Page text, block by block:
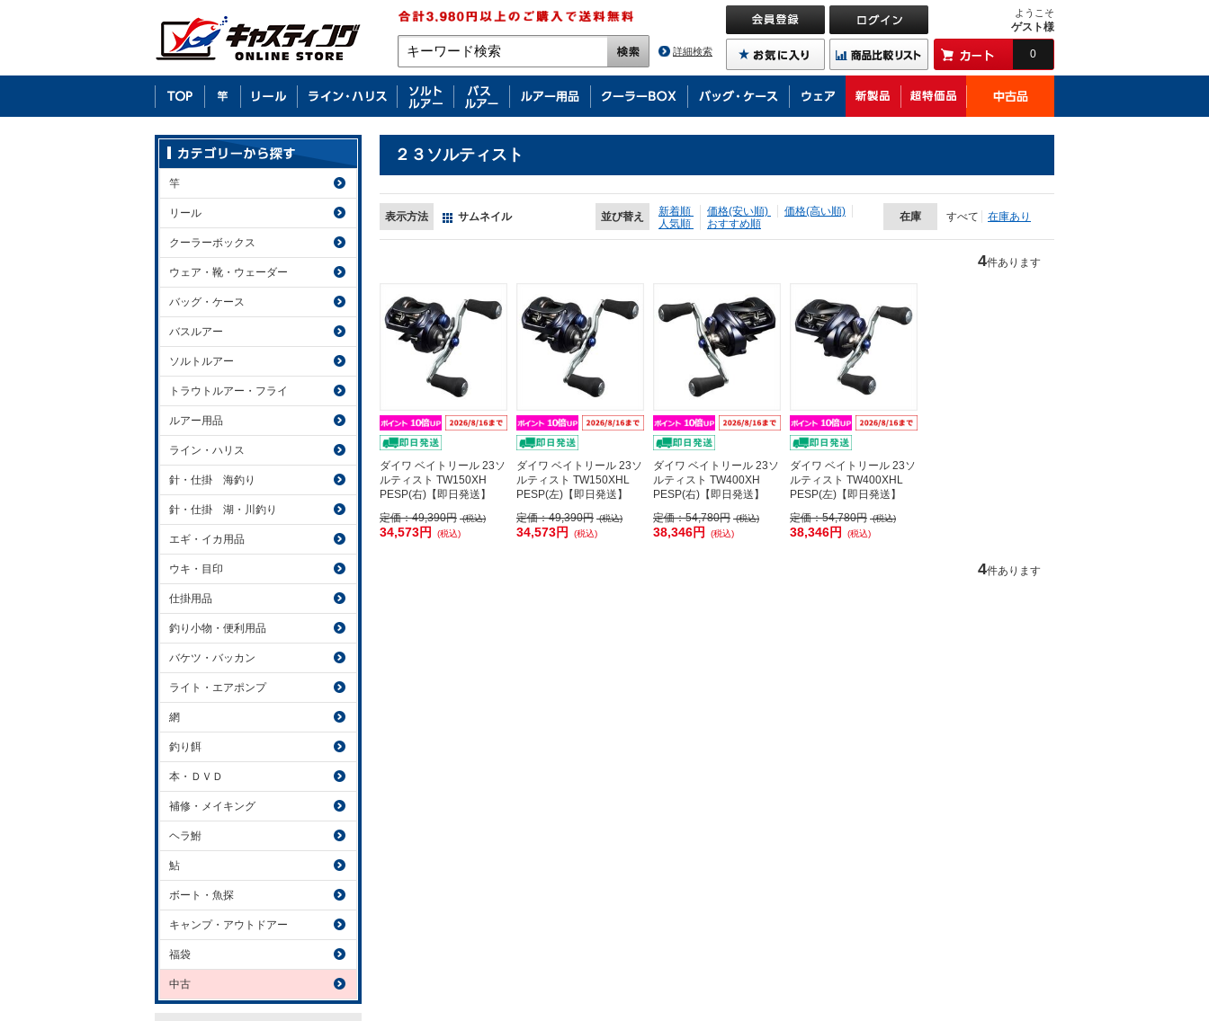
詳細検索
ようこそ
ゲスト様
0
２３ソルティスト
表示方法 サムネイル 並び替え 新着順 価格(安い順)
価格(高い順)
人気順
おすすめ順
在庫 すべて 在庫あり
4件あります
ダイワ ベイトリール 23ソ
ルティスト TW150XH
PESP(右)【即日発送】
定価：49,390円 (税込)
34,573円 (税込)
ダイワ ベイトリール 23ソ
ルティスト TW150XHL
PESP(左)【即日発送】
定価：49,390円 (税込)
34,573円 (税込)
ダイワ ベイトリール 23ソ
ルティスト TW400XH
PESP(右)【即日発送】
定価：54,780円 (税込)
38,346円 (税込)
ダイワ ベイトリール 23ソ
ルティスト TW400XHL
PESP(左)【即日発送】
定価：54,780円 (税込)
38,346円 (税込)
4件あります
竿
リール
クーラーボックス
ウェア・靴・ウェーダー
バッグ・ケース
バスルアー
ソルトルアー
トラウトルアー・フライ
ルアー用品
ライン・ハリス
針・仕掛 海釣り
針・仕掛 湖・川釣り
エギ・イカ用品
ウキ・目印
仕掛用品
釣り小物・便利用品
バケツ・バッカン
ライト・エアポンプ
網
釣り餌
本・ＤＶＤ
補修・メイキング
ヘラ鮒
鮎
ボート・魚探
キャンプ・アウトドアー
福袋
中古